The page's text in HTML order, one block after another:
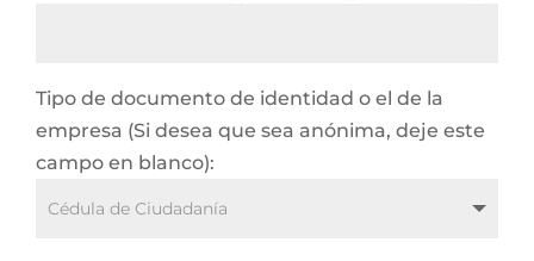
Tipo de documento de identidad o el de la
empresa (Si desea que sea anónima, deje este
campo en blanco):